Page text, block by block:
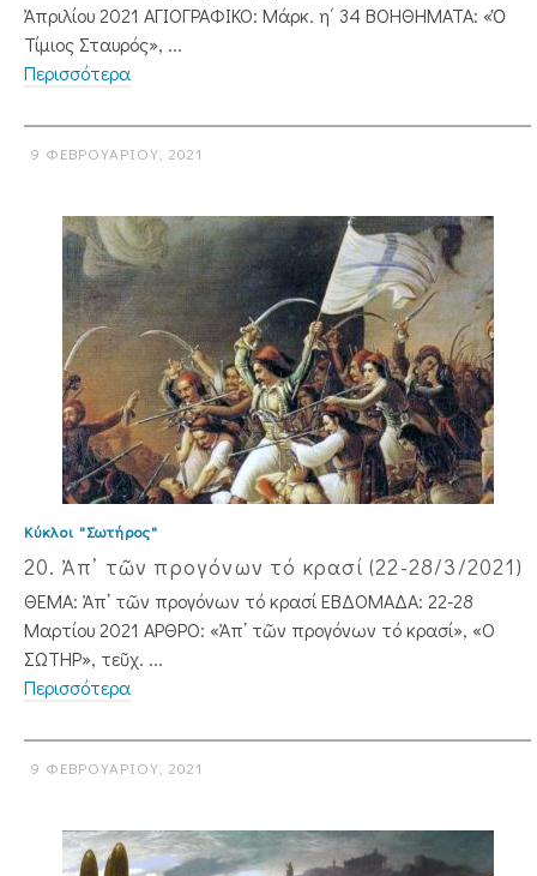
Ἀπριλίου 2021 ΑΓΙΟΓΡΑΦΙΚΟ: Μάρκ. η΄ 34 ΒΟΗΘΗΜΑΤΑ: «Ὁ
Τίμιος Σταυρός», ...
Περισσότερα
9 ΦΕΒΡΟΥΑΡΊΟΥ, 2021
Κύκλοι "Σωτήρος"
20. Ἀπ᾿ τῶν προγόνων τό κρασί (22-28/3/2021)
ΘΕΜΑ: Ἀπ᾿ τῶν προγόνων τό κρασί ΕΒΔΟΜΑΔΑ: 22-28
Μαρτίου 2021 ΑΡΘΡΟ: «Ἀπ᾿ τῶν προγόνων τό κρασί», «Ο
ΣΩΤΗΡ», τεῦχ. ...
Περισσότερα
9 ΦΕΒΡΟΥΑΡΊΟΥ, 2021